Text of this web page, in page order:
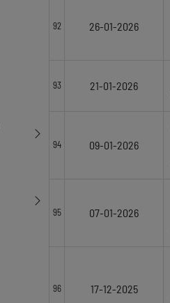
92 26-01-2026
93 21-01-2026
94 09-01-2026
95 07-01-2026
96 17-12-2025